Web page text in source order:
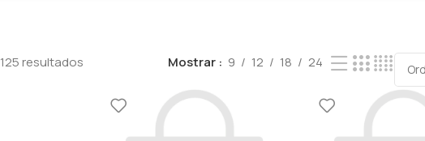
resultados Mostrar 9 12 18 24